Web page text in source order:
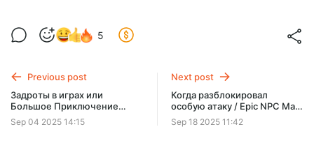
Когда ты единственный внимательный
игрок / D&D Logic на русском (Логика
Level required:
UNLOCK POST
5
Previous post
Задроты в играх или
Большое Приключение
Барашки и Локона (Часть 2) /
Epic NPC Man на русском
Sep 04 2025 14:15
Next post
Когда разблокировал
особую атаку / Epic NPC Man
на русском
Sep 18 2025 11:42